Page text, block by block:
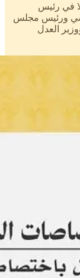
متمثلا في رئيس
ورئيس مجلس
العدل